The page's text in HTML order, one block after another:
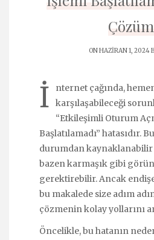
ON HAZIRAN 1, 2024
İ
nternet çağında,
karşılaşabileceği
“Etkileşimli Oturum
Başlatılamadı” hatasıdır.
durumdan
bazen karmaşık gibi
gerektirebilir. Ancak
bu makalede size adım
çözmenin kolay yollarını
Öncelikle, bu hatanın